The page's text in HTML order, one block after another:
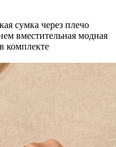
сумка через плечо
вместительная модная
комплекте